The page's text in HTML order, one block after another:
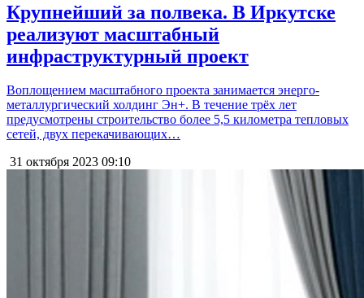
Крупнейший за полвека. В Иркутске
реализуют масштабный
инфраструктурный проект
Воплощением масштабного проекта занимается энерго-
металлургический холдинг Эн+. В течение трёх лет
предусмотрены строительство более 5,5 километра тепловых
сетей, двух перекачивающих…
31 октября 2023 09:10